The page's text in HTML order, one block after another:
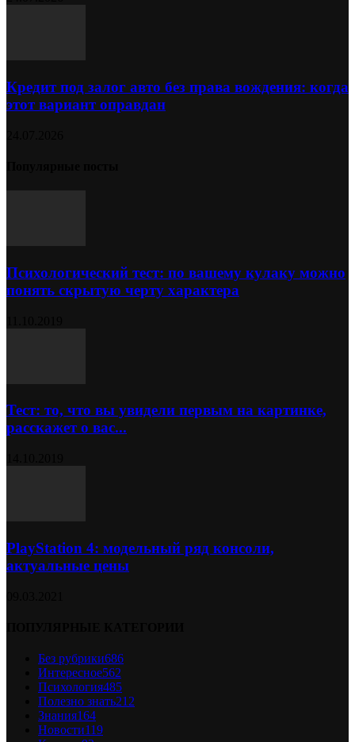
Кредит под залог авто без права вождения: когда
этот вариант оправдан
Психологический тест: по вашему кулаку можно
понять скрытую черту характера
Тест: то, что вы увидели первым на картинке,
расскажет о вас...
PlayStation 4: модельный ряд консоли,
актуальные цены
Без рубрики686
Интересное562
Психология485
Полезно знать212
Знания164
Новости119